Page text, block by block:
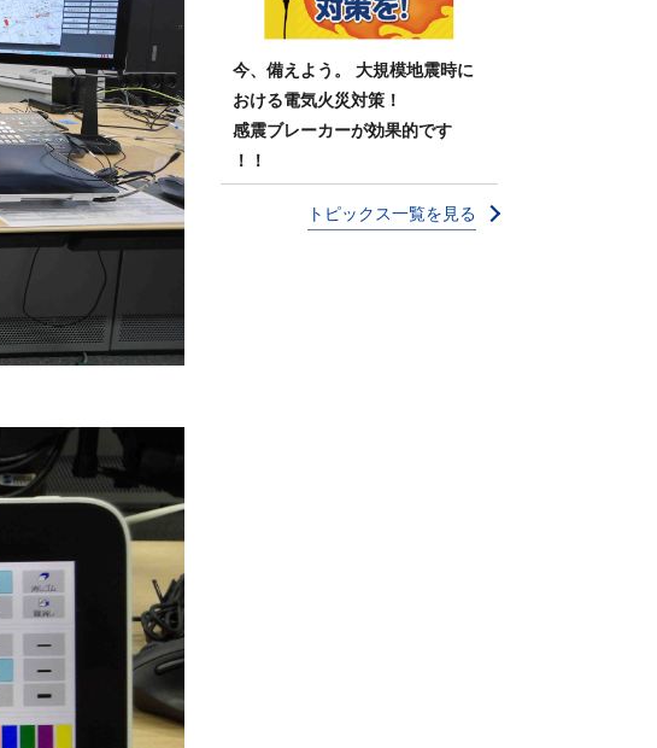
今、備えよう。 大規模地震時に
おける電気火災対策！
感震ブレーカーが効果的です
！！
トピックス一覧を見る